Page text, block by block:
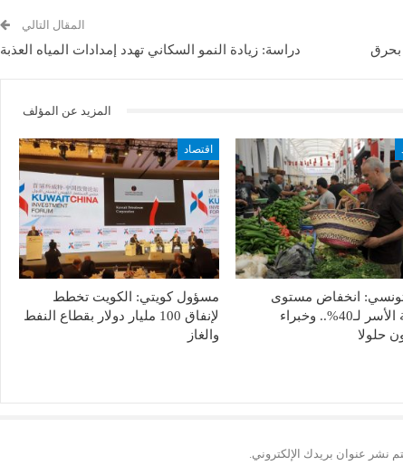
بحرق
المقال التالي
دراسة: زيادة النمو السكاني تهدد إمدادات المياه العذبة
المزيد عن المؤلف
انخفاض مستوى
معيشة الأسر لـ40%.. وخبراء
حلولا
اقتصاد
مسؤول كويتي: الكويت تخطط
لإنفاق 100 ملیار دولار بقطاع النفط
والغاز
نشر عنوان بريدك الإلكتروني.